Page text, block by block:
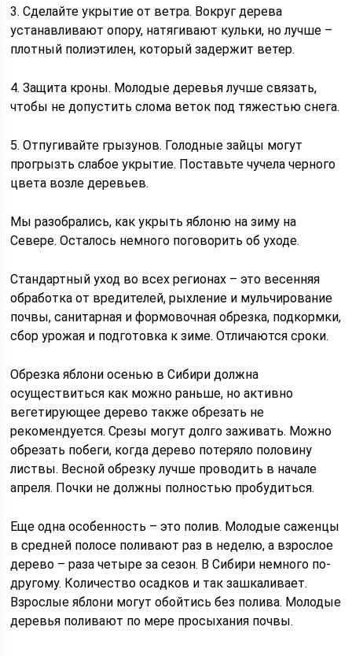
3. Сделайте укрытие от ветра. Вокруг дерева
устанавливают опору, натягивают кульки, но лучше –
плотный полиэтилен, который задержит ветер.
4. Защита кроны. Молодые деревья лучше связать,
чтобы не допустить слома веток под тяжестью снега.
5. Отпугивайте грызунов. Голодные зайцы могут
прогрызть слабое укрытие. Поставьте чучела черного
цвета возле деревьев.
Мы разобрались, как укрыть яблоню на зиму на
Севере. Осталось немного поговорить об уходе.
Стандартный уход во всех регионах – это весенняя
обработка от вредителей, рыхление и мульчирование
почвы, санитарная и формовочная обрезка, подкормки,
сбор урожая и подготовка к зиме. Отличаются сроки.
Обрезка яблони осенью в Сибири должна
осуществиться как можно раньше, но активно
вегетирующее дерево также обрезать не
рекомендуется. Срезы могут долго заживать. Можно
обрезать побеги, когда дерево потеряло половину
листвы. Весной обрезку лучше проводить в начале
апреля. Почки не должны полностью пробудиться.
Еще одна особенность – это полив. Молодые саженцы
в средней полосе поливают раз в неделю, а взрослое
дерево – раза четыре за сезон. В Сибири немного по-
другому. Количество осадков и так зашкаливает.
Взрослые яблони могут обойтись без полива. Молодые
деревья поливают по мере просыхания почвы.